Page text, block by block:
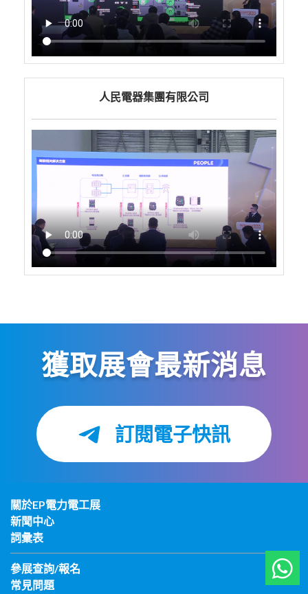
人民電器集團有限公司
獲取展會最新消息
訂閱電子快訊
關於EP電力電工展
新聞中心
詞彙表
參展查詢/報名
常見問題